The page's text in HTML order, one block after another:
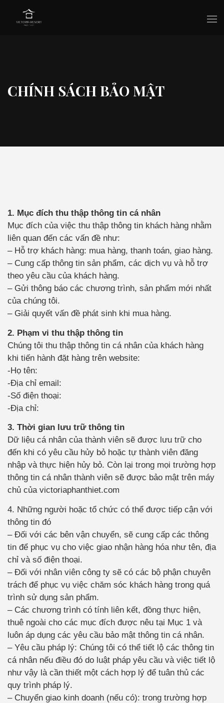
CHÍNH SÁCH BẢO MẬT
1. Mục đích thu thập thông tin cá nhân
Mục đích của việc thu thập thông tin khách hàng nhằm
liên quan đến các vấn đề như:
– Hỗ trợ khách hàng: mua hàng, thanh toán, giao hàng.
– Cung cấp thông tin sản phẩm, các dịch vụ và hỗ trợ
theo yêu cầu của khách hàng.
– Gửi thông báo các chương trình, sản phẩm mới nhất
của chúng tôi.
– Giải quyết vấn đề phát sinh khi mua hàng.
2. Phạm vi thu thập thông tin
Chúng tôi thu thập thông tin cá nhân của khách hàng
khi tiến hành đặt hàng trên website:
-Họ tên:
-Địa chỉ email:
-Số điện thoại:
-Địa chỉ:
3. Thời gian lưu trữ thông tin
Dữ liệu cá nhân của thành viên sẽ được lưu trữ cho
đến khi có yêu cầu hủy bỏ hoặc tự thành viên đăng
nhập và thực hiện hủy bỏ. Còn lại trong mọi trường hợp
thông tin cá nhân thành viên sẽ được bảo mật trên máy
chủ của victoriaphanthiet.com
4. Những người hoặc tổ chức có thể được tiếp cận với
thông tin đó
– Đối với các bên vận chuyển, sẽ cung cấp các thông
tin để phục vụ cho việc giao nhận hàng hóa như tên, địa
chỉ và số điện thoại.
– Đối với nhân viên công ty sẽ có các bộ phận chuyên
trách để phục vụ việc chăm sóc khách hàng trong quá
trình sử dụng sản phẩm.
– Các chương trình có tính liên kết, đồng thực hiện,
thuê ngoài cho các mục đích được nêu tại Mục 1 và
luôn áp dụng các yêu cầu bảo mật thông tin cá nhân.
– Yêu cầu pháp lý: Chúng tôi có thể tiết lộ các thông tin
cá nhân nếu điều đó do luật pháp yêu cầu và việc tiết lộ
như vậy là cần thiết một cách hợp lý để tuân thủ các
quy trình pháp lý.
– Chuyển giao kinh doanh (nếu có): trong trường hợp